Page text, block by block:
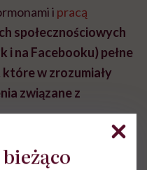
i pracą
społecznościowych
i na Facebooku) pełne
w zrozumiały
związane z